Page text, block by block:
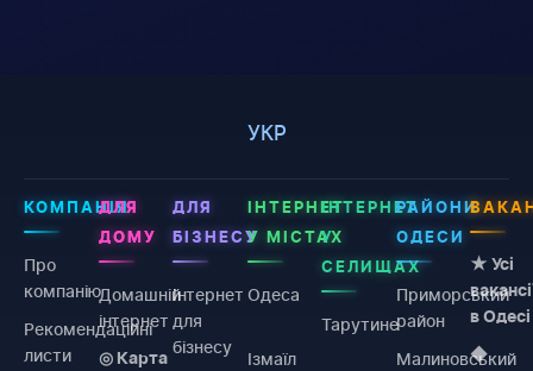
УКР
КОМПАНІЯ
Про
компанію
Рекомендаційні
листи
ДЛЯ
ДОМУ
Домашній
інтернет
◎ Карта
ДЛЯ
БІЗНЕСУ
Інтернет
для
бізнесу
ІНТЕРНЕТ
У МІСТАХ
Одеса
Ізмаїл
ІНТЕРНЕТ
У
СЕЛИЩАХ
Тарутине
РАЙОНИ
ОДЕСИ
Приморський
район
Малиновський
★ Усі
в Одесі
◆